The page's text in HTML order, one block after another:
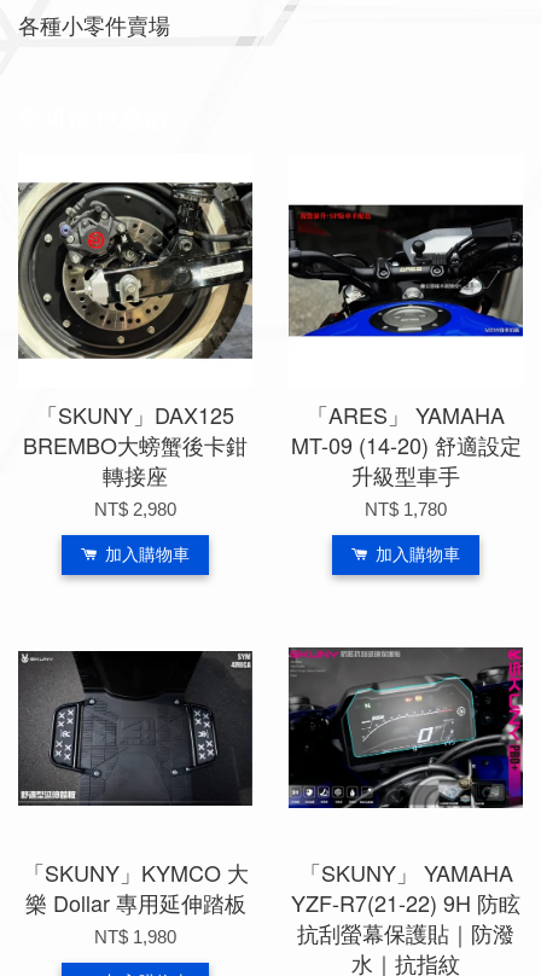
各種小零件賣場
「SKUNY」DAX125
BREMBO大螃蟹後卡鉗
轉接座
NT$ 2,980
加入購物車
「ARES」 YAMAHA
MT-09 (14-20) 舒適設定
升級型車手
NT$ 1,780
加入購物車
「SKUNY」KYMCO 大
樂 Dollar 專用延伸踏板
NT$ 1,980
「SKUNY」 YAMAHA
YZF-R7(21-22) 9H 防眩
抗刮螢幕保護貼｜防潑
水｜抗指紋